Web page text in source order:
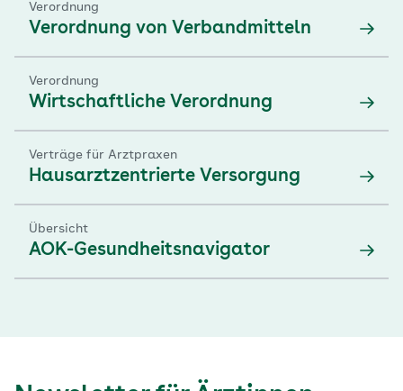
Verordnung
Verordnung von Verbandmitteln
Verordnung
Wirtschaftliche Verordnung
Verträge für Arztpraxen
Hausarztzentrierte Versorgung
Übersicht
AOK-Gesundheitsnavigator